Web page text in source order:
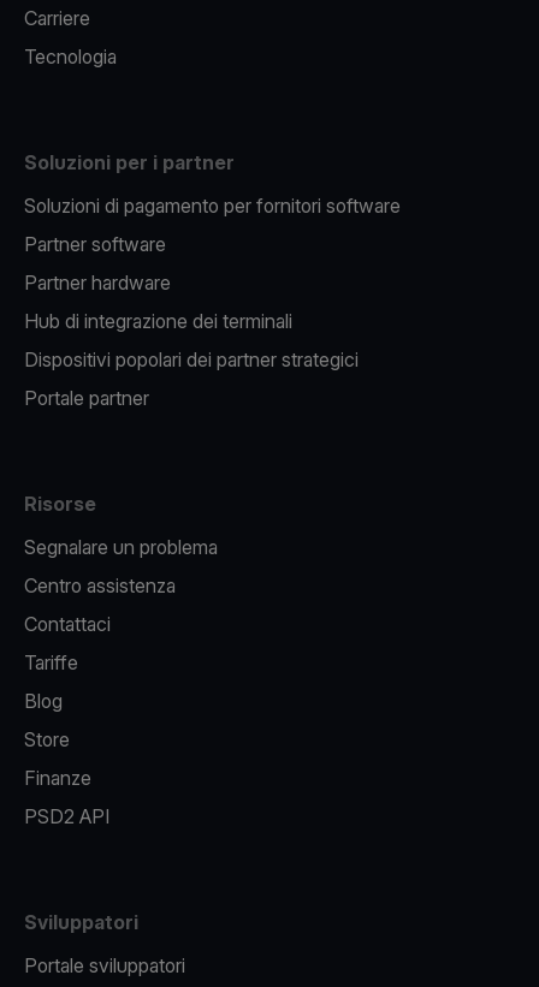
Carriere
Tecnologia
Soluzioni per i partner
Soluzioni di pagamento per fornitori software
Partner software
Partner hardware
Hub di integrazione dei terminali
Dispositivi popolari dei partner strategici
Portale partner
Risorse
Segnalare un problema
Centro assistenza
Contattaci
Tariffe
Blog
Store
Finanze
PSD2 API
Sviluppatori
Portale sviluppatori